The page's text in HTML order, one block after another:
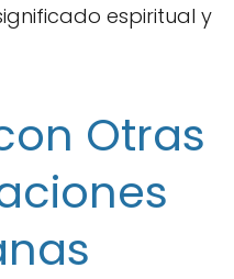
espiritual y
Otras